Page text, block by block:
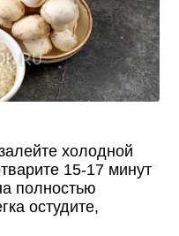
холодной
15-17 минут
полностью
остудите,